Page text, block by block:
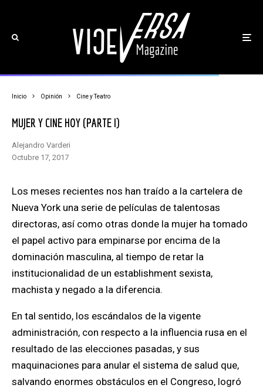
Inicio Opinión Cine y Teatro
MUJER Y CINE HOY (PARTE I)
Alejandro Varderi
octubre 17, 2017
Los meses recientes nos han traído a la cartelera de
Nueva York una serie de películas de talentosas
directoras, así como otras donde la mujer ha tomado
el papel activo para empinarse por encima de la
dominación masculina, al tiempo de retar la
institucionalidad de un establishment sexista,
machista y negado a la diferencia.
En tal sentido, los escándalos de la vigente
administración, con respecto a la influencia rusa en el
resultado de las elecciones pasadas, y sus
maquinaciones para anular el sistema de salud que,
salvando enormes obstáculos en el Congreso, logró